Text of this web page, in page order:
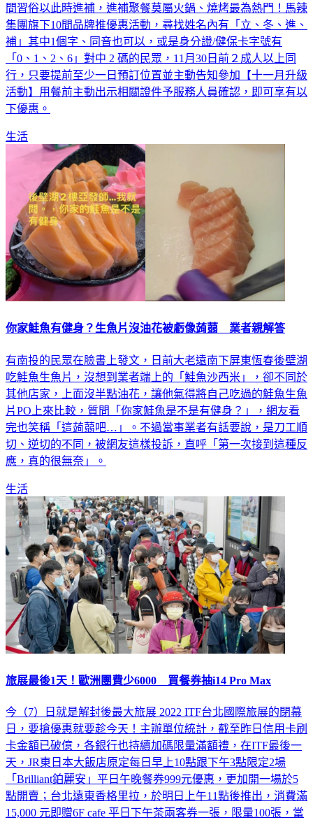
間習俗以此時進補，進補聚餐莫屬火鍋、燒烤最為熱門！馬辣
集團旗下10間品牌推優惠活動，尋找姓名內有「立、冬、進、
補」其中1個字、同音也可以，或是身分證/健保卡字號有
「0、1、2、6」對中 2 碼的民眾，11月30日前２成人以上同
行，只要提前至少一日預訂位置並主動告知參加【十一月升級
活動】用餐前主動出示相關證件予服務人員確認，即可享有以
下優惠。
生活
你家鮭魚有健身？生魚片沒油花被虧像蒟蒻 業者親解答
有南投的民眾在臉書上發文，日前大老遠南下屏東恆春後壁湖
吃鮭魚生魚片，沒想到業者端上的「鮭魚沙西米」，卻不同於
其他店家，上面沒半點油花，讓他氣得將自己吃過的鮭魚生魚
片PO上來比較，質問「你家鮭魚是不是有健身？」，網友看
完也笑稱「這蒟蒻吧…」。不過當事業者有話要說，是刀工順
切、逆切的不同，被網友這樣投訴，直呼「第一次接到這種反
應，真的很無奈」。
生活
旅展最後1天！歐洲團費少6000 買餐券抽i14 Pro Max
今（7）日就是解封後最大旅展 2022 ITF台北國際旅展的閉幕
日，要搶優惠就要趁今天！主辦單位統計，截至昨日信用卡刷
卡金額已破億，各銀行也持續加碼限量滿額禮，在ITF最後一
天，JR東日本大飯店原定每日早上10點跟下午3點限定2場
「Brilliant鉑麗安」平日午晚餐券999元優惠，更加開一場於5
點開賣；台北遠東香格里拉，於明日上午11點後推出，消費滿
15,000 元即贈6F cafe 平日下午茶兩客券一張，限量100張，當